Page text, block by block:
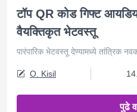
टॉप QR कोड गिफ्ट
वैयक्तिकृत भेटवस्तू
पारंपारिक भेटवस्तू देण्यामध्ये तांत्रिक
O. Kisil
पुढे